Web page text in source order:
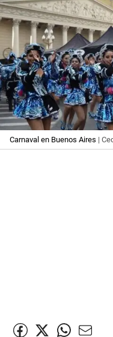
Carnaval en Buenos Aires |